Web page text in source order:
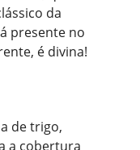
da
presente no
é divina!
de trigo,
a cobertura